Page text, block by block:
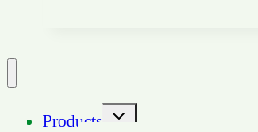
Products
Toggle